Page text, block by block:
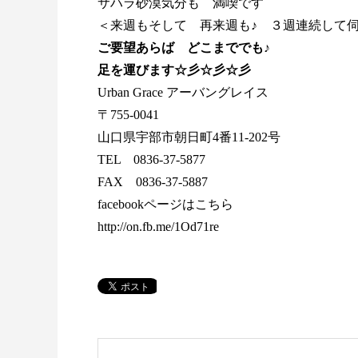
サハラ砂漠気分も 満喫です
＜来週もそして 再来週も♪ ３週連続して伺
ご要望あらば どこまででも♪
足を運びます☆彡☆彡☆彡
Urban Grace アーバングレイス
〒755-0041
山口県宇部市朝日町4番11-202号
TEL 0836-37-5877
FAX 0836-37-5887
facebookページはこちら
http://on.fb.me/1Od71re